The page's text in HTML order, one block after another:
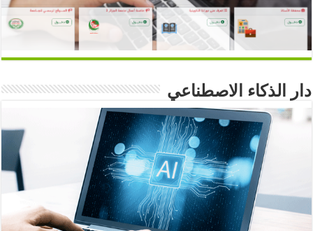
دار الذكاء الاصطناعي